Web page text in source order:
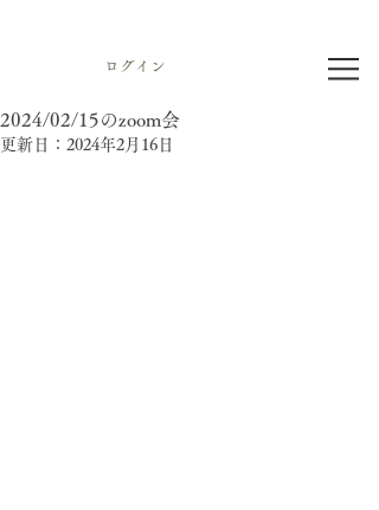
ログイン
2024/02/15のzoom会
更新日： 2024年2月16日